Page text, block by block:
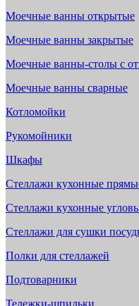
Моечные ванны открытые
Моечные ванны закрытые
Моечные ванны-столы с
Моечные ванны сварные
Котломойки
Рукомойники
Шкафы
Стеллажи кухонные
Стеллажи кухонные
Стеллажи для сушки
Полки для стеллажей
Подтоварники
Тележки-шпильки